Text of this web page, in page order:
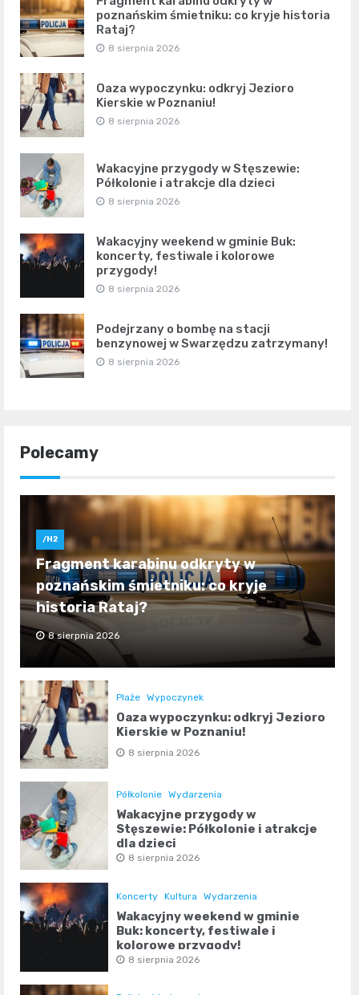
poznańskim śmietniku: co kryje historia
Rataj?
8 sierpnia 2026
Oaza wypoczynku: odkryj Jezioro
Kierskie w Poznaniu!
8 sierpnia 2026
Wakacyjne przygody w Stęszewie:
Półkolonie i atrakcje dla dzieci
8 sierpnia 2026
Wakacyjny weekend w gminie Buk:
koncerty, festiwale i kolorowe
przygody!
8 sierpnia 2026
Podejrzany o bombę na stacji
benzynowej w Swarzędzu zatrzymany!
8 sierpnia 2026
Polecamy
/H2
Fragment karabinu odkryty w
poznańskim śmietniku: co kryje
historia Rataj?
8 sierpnia 2026
Plaże Wypoczynek
Oaza wypoczynku: odkryj Jezioro
Kierskie w Poznaniu!
8 sierpnia 2026
Półkolonie Wydarzenia
Wakacyjne przygody w
Stęszewie: Półkolonie i atrakcje
dla dzieci
8 sierpnia 2026
Koncerty Kultura Wydarzenia
Wakacyjny weekend w gminie
Buk: koncerty, festiwale i
kolorowe przygody!
8 sierpnia 2026